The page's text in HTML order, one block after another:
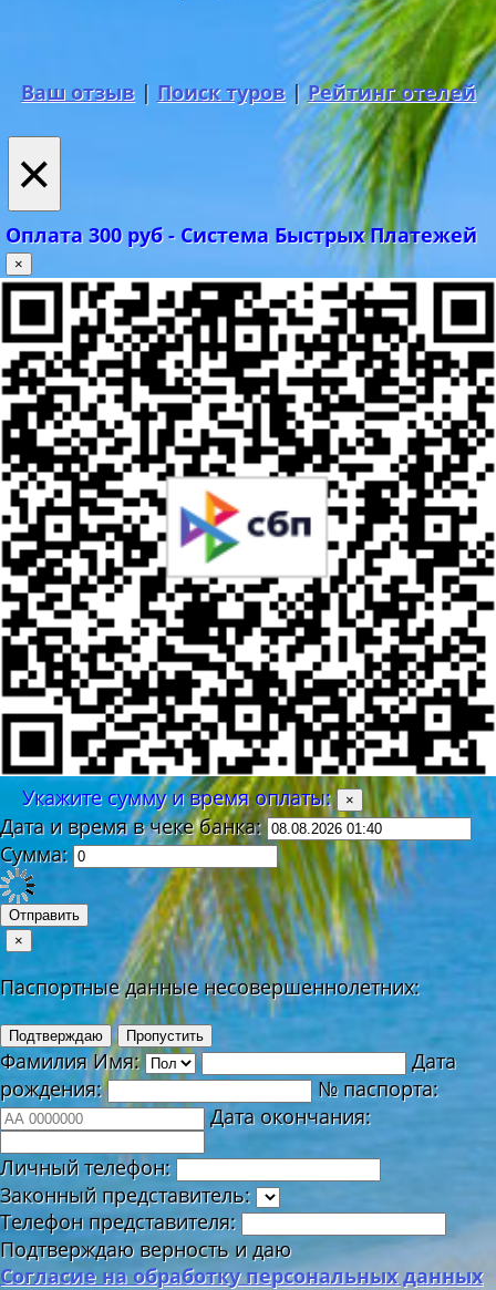
Ваш отзыв| Поиск туров|Рейтинг отелей
×
Оплата 300 руб - Система Быстрых Платежей
×
Укажите сумму и время оплаты: ×
Дата и время в чеке банка:
Сумма:
Отправить
×
Паспортные данные несовершеннолетних:
Подтверждаю Пропустить
Фамилия Имя:
Дата
рождения:
№ паспорта:
Дата окончания:
Личный телефон:
Законный представитель:
Телефон представителя:
Подтверждаю верность и даю
Согласие на обработку персональных данных